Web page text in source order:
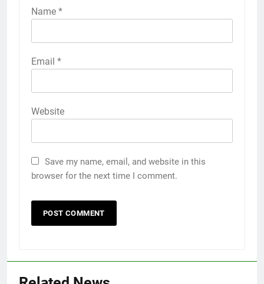
Name *
Email *
Website
Save my name, email, and website in this
browser for the next time I comment.